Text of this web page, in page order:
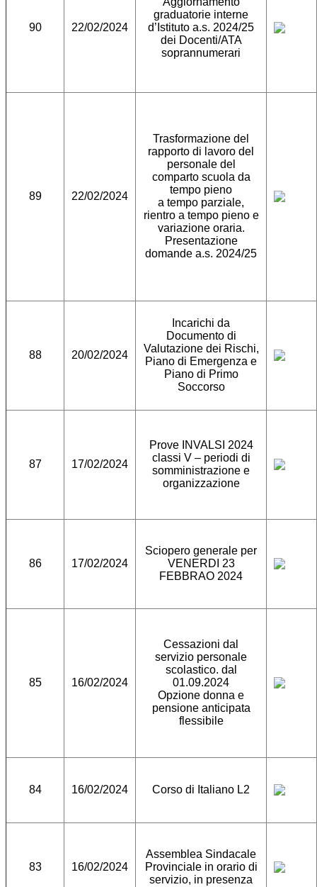
90 22/02/2024
graduatorie interne
d’Istituto a.s. 2024/25
dei Docenti/ATA
soprannumerari
89 22/02/2024
Trasformazione del
rapporto di lavoro del
personale del
comparto scuola da
tempo pieno
a tempo parziale,
rientro a tempo pieno e
variazione oraria.
Presentazione
domande a.s. 2024/25
88 20/02/2024
Incarichi da
Documento di
Valutazione dei Rischi,
Piano di Emergenza e
Piano di Primo
Soccorso
87 17/02/2024
Prove INVALSI 2024
classi V – periodi di
somministrazione e
organizzazione
86 17/02/2024
Sciopero generale per
VENERDI 23
FEBBRAO 2024
85 16/02/2024
Cessazioni dal
servizio personale
scolastico. dal
01.09.2024
Opzione donna e
pensione anticipata
flessibile
84 16/02/2024 Corso di Italiano L2
83 16/02/2024
Assemblea Sindacale
Provinciale in orario di
servizio, in presenza